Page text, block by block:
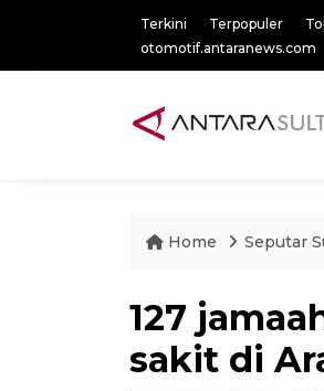
Terkini Terpopuler
otomotif.antaranews.com
Home Seputar
127
sakit di